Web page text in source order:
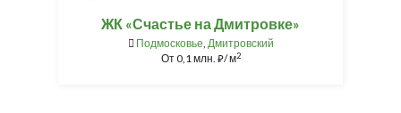
ЖК «Счастье на Дмитровке»
Подмосковье, Дмитровский
От0,1 млн. ⃏/ м2